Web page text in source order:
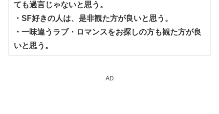
ても過言じゃないと思う。
・SF好きの人は、是非観た方が良いと思う。
・一味違うラブ・ロマンスをお探しの方も観た方が良
いと思う。
AD